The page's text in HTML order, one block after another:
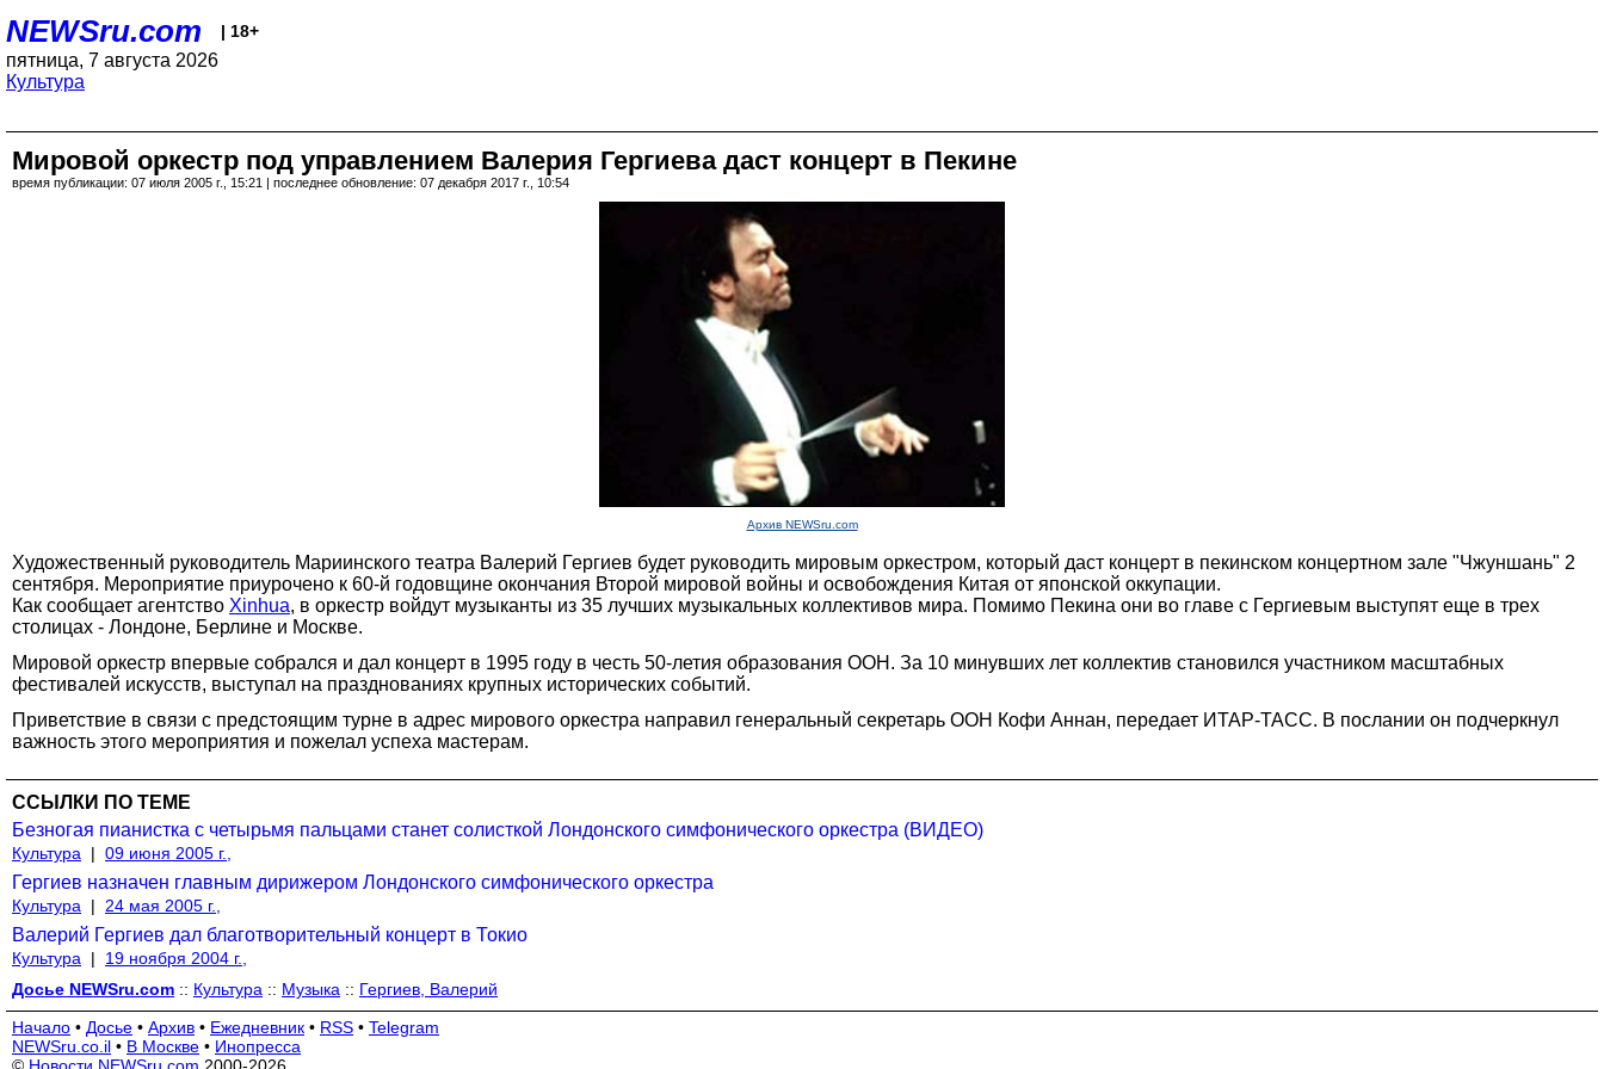
NEWSru.com | 18+
пятница, 7 августа 2026
Культура
Мировой оркестр под управлением Валерия Гергиева даст концерт в Пекине
время публикации: 07 июля 2005 г., 15:21 | последнее обновление: 07 декабря 2017 г., 10:54
Архив NEWSru.com
Художественный руководитель Мариинского театра Валерий Гергиев будет руководить мировым оркестром, который даст концерт в пекинском концертном зале "Чжуншань" 2
сентября. Мероприятие приурочено к 60-й годовщине окончания Второй мировой войны и освобождения Китая от японской оккупации.
Как сообщает агентство Xinhua, в оркестр войдут музыканты из 35 лучших музыкальных коллективов мира. Помимо Пекина они во главе с Гергиевым выступят еще в трех
столицах - Лондоне, Берлине и Москве.
Мировой оркестр впервые собрался и дал концерт в 1995 году в честь 50-летия образования ООН. За 10 минувших лет коллектив становился участником масштабных
фестивалей искусств, выступал на празднованиях крупных исторических событий.
Приветствие в связи с предстоящим турне в адрес мирового оркестра направил генеральный секретарь ООН Кофи Аннан, передает ИТАР-ТАСС. В послании он подчеркнул
важность этого мероприятия и пожелал успеха мастерам.
ССЫЛКИ ПО ТЕМЕ
Безногая пианистка с четырьмя пальцами станет солисткой Лондонского симфонического оркестра (ВИДЕО)
Культура | 09 июня 2005 г.,
Гергиев назначен главным дирижером Лондонского симфонического оркестра
Культура | 24 мая 2005 г.,
Валерий Гергиев дал благотворительный концерт в Токио
Культура |
19 ноября 2004 г.,
Досье NEWSru.com :: Культура :: Музыка :: Гергиев, Валерий
Начало • Досье • Архив • Ежедневник • RSS • Telegram
NEWSru.co.il • В Москве • Инопресса
© Новости NEWSru.com 2000-2026